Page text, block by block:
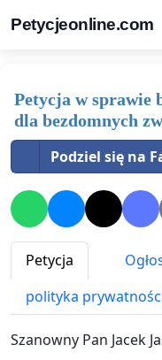
Petycjeonline.com
Petycja w sprawie
dla bezdomnych
Podziel się na
Petycja
polityka
Szanowny Pan Jacek